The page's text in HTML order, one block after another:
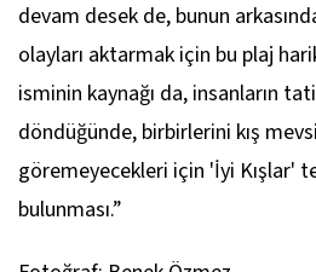
devam desek de, bunun
olayları aktarmak için bu plaj
isminin kaynağı da, insanların
döndüğünde, birbirlerini kış
göremeyecekleri için 'İyi Kışlar'
bulunması.”